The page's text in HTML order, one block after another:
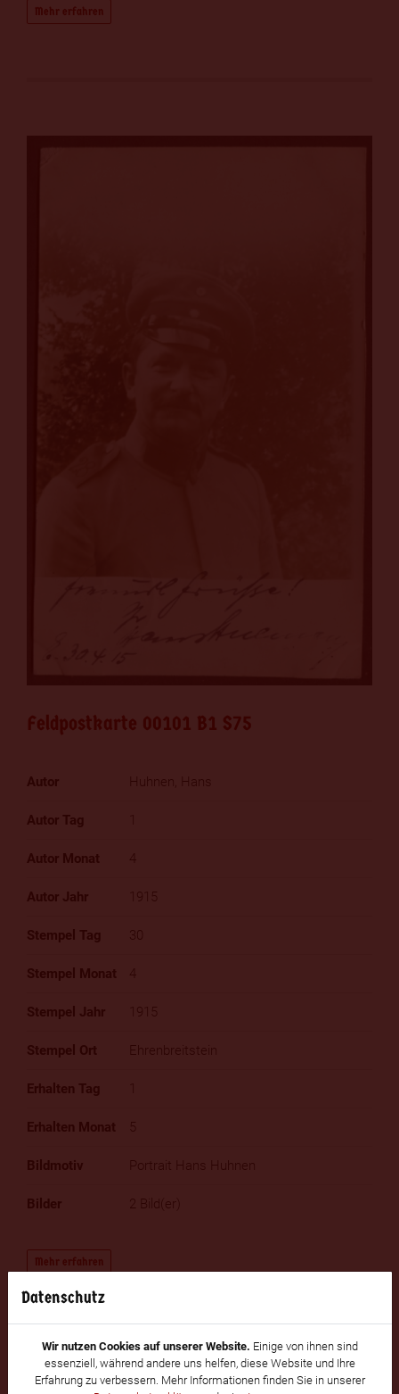
Mehr erfahren
Feldpostkarte 00101 B1 S75
Huhnen, Hans
4
1915
30
4
1915
Ehrenbreitstein
5
Portrait Hans Huhnen
2 Bild(er)
Mehr erfahren
Datenschutz
Wir nutzen Cookies auf unserer Website. Einige von ihnen sind
essenziell, während andere uns helfen, diese Website und Ihre
Erfahrung zu verbessern. Mehr Informationen finden Sie in unserer